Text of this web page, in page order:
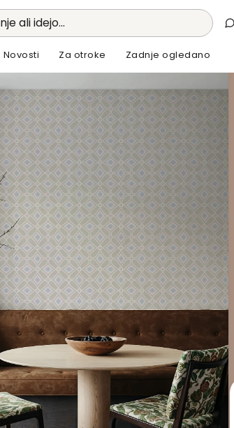
ali idejo...
Novosti Za otroke Zadnje ogledano